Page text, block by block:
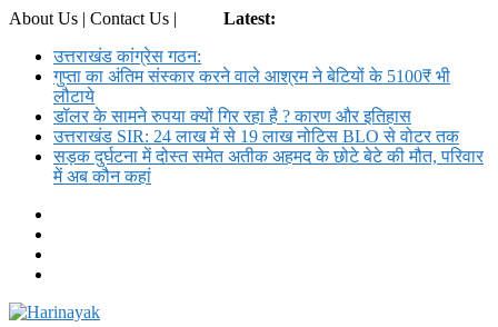
About Us | Contact Us |
Latest:
उत्तराखंड कांग्रेस गठन:
गुप्ता का अंतिम संस्कार करने वाले आश्रम ने बेटियों के 5100₹ भी
लौटाये
डॉलर के सामने रुपया क्यों गिर रहा है ? कारण और इतिहास
उत्तराखंड SIR: 24 लाख में से 19 लाख नोटिस BLO से वोटर तक
सड़क दुर्घटना में दोस्त समेत अतीक अहमद के छोटे बेटे की मौत, परिवार
में अब कौन कहां